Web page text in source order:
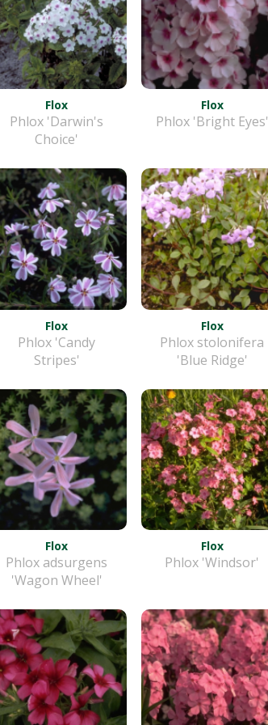
Flox
Phlox 'Darwin's
Choice'
Flox
Phlox 'Bright Eyes'
Flox
Phlox 'Candy
Stripes'
Flox
Phlox stolonifera
'Blue Ridge'
Flox
Phlox adsurgens
'Wagon Wheel'
Flox
Phlox 'Windsor'